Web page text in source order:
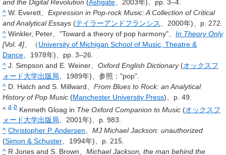
and the Digital Revolution (Ashgate 、2003年)、pp. 3–4.
^ W. Everett、 Expression in Pop-rock Music: A Collection of Critical
and Analytical Essays (テイラーアンドフランシス
、2000年)、p. 272.
^ Winkler, Peter、"Toward a theory of pop harmony"、 In Theory Only
[Vol. 4] 、（University of Michigan School of Music, Theatre &
Dance 、1978年)、pp. 3–26.
^ J. Simpson and E. Weiner、 Oxford English Dictionary(オックスフ
ォード大学出版局 、1989年)、参照："pop".
^ D. Hatch and S. Millward、 From Blues to Rock: an Analytical
History of Pop Music (Manchester University Press)、p. 49.
^ a b Kenneth Gloag in The Oxford Companion to Music (オックスフ
ォード大学出版局、2001年)、p. 983.
^ Christopher P. Andersen、 MJ Michael Jackson: unauthorized
(Simon & Schuster、1994年)、p. 215.
^ R Jones and S. Brown、 Michael Jackson, the man behind the